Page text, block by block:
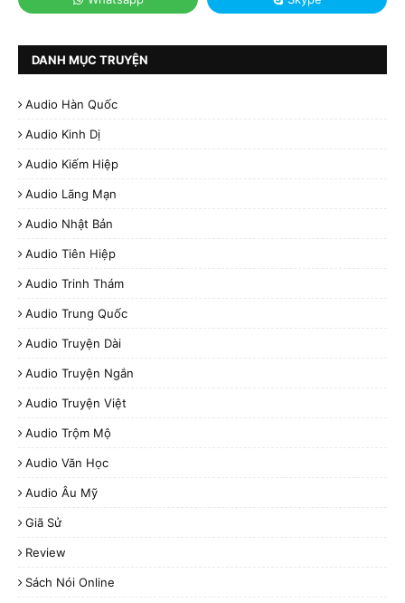
DANH MỤC TRUYỆN
Audio Hàn Quốc
Audio Kinh Dị
Audio Kiếm Hiệp
Audio Lãng Mạn
Audio Nhật Bản
Audio Tiên Hiệp
Audio Trinh Thám
Audio Trung Quốc
Audio Truyện Dài
Audio Truyện Ngắn
Audio Truyện Việt
Audio Trộm Mộ
Audio Văn Học
Audio Âu Mỹ
Giã Sử
Review
Sách Nói Online